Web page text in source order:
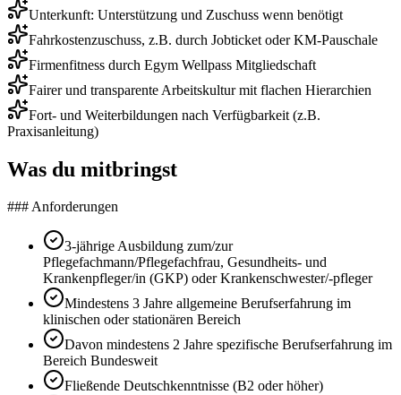
Unterkunft: Unterstützung und Zuschuss wenn benötigt
Fahrkostenzuschuss, z.B. durch Jobticket oder KM-Pauschale
Firmenfitness durch Egym Wellpass Mitgliedschaft
Fairer und transparente Arbeitskultur mit flachen Hierarchien
Fort- und Weiterbildungen nach Verfügbarkeit (z.B.
Praxisanleitung)
Was du mitbringst
### Anforderungen
3-jährige Ausbildung zum/zur
Pflegefachmann/Pflegefachfrau, Gesundheits- und
Krankenpfleger/in (GKP) oder Krankenschwester/-pfleger
Mindestens 3 Jahre allgemeine Berufserfahrung im
klinischen oder stationären Bereich
Davon mindestens 2 Jahre spezifische Berufserfahrung im
Bereich Bundesweit
Fließende Deutschkenntnisse (B2 oder höher)